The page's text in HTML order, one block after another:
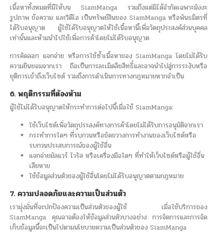
เนื้อหาทั้งหมดที่มีให้บน SiamManga รวมถึงแต่มิได้จำกัดเฉพาะมังงะ
รูปภาพ ข้อความ และวิดีโอ เป็นทรัพย์สินของ SiamManga หรือพันธมิตรที่
ได้รับอนุญาต ผู้ใช้ได้รับอนุญาตให้ใช้เนื้อหานี้เพื่อวัตถุประสงค์ส่วนบุคคล
เท่านั้นและห้ามนำไปใช้เพื่อการค้าโดยไม่ได้รับอนุญาต
การคัดลอก แจกจ่าย หรือการใช้ซ้ำเนื้อหาของ SiamManga โดยไม่ได้รับ
ความยินยอมจากเรา ถือเป็นการละเมิดลิขสิทธิ์และอาจนำไปสู่การระงับหรือ
ยุติการเข้าถึงเว็บไซต์ รวมถึงการดำเนินการทางกฎหมายหากจำเป็น
6. พฤติกรรมที่ต้องห้าม
ผู้ใช้ไม่ได้รับอนุญาตให้กระทำการต่อไปนี้เมื่อใช้ SiamManga:
ใช้เว็บไซต์เพื่อวัตถุประสงค์ทางการค้าโดยไม่ได้รับการอนุมัติจากเรา
กระทำการใดๆ ที่รบกวนหรือขัดขวางการทำงานของเว็บไซต์หรือ
รบกวนประสบการณ์ของผู้ใช้อื่น
แจกจ่ายมัลแวร์ ไวรัส หรือเครื่องมือใดๆ ที่ทำให้เว็บไซต์หรือผู้ใช้อื่น
เสียหาย
ใช้ข้อมูลส่วนตัวของผู้ใช้อื่นโดยไม่ได้รับอนุญาตตามกฎหมาย
7. ความปลอดภัยและความเป็นส่วนตัว
เรามุ่งมั่นที่จะปกป้องความเป็นส่วนตัวของผู้ใช้ เมื่อใช้บริการของ
SiamManga คุณอาจต้องให้ข้อมูลส่วนตัวบางอย่าง การจัดการและการจัด
เก็บข้อมูลนี้จะเป็นไปตามนโยบายความเป็นส่วนตัวของ SiamManga